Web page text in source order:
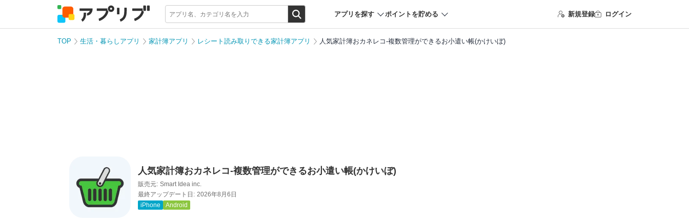
アプリを探す ポイントを貯める 新規登録 ログイン
TOP 生活・暮らしアプリ 家計簿アプリ レシート読み取りできる家計簿アプリ 人気家計簿おカネレコ-複数管理ができるお小遣い帳(かけいぼ)
人気家計簿おカネレコ-複数管理ができるお小遣い帳(かけいぼ)
販売元: Smart Idea inc.
最終アップデート日: 2026年8月6日
iPhone
Android